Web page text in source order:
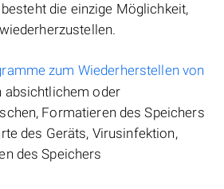
die einzige Möglichkeit,
zum Wiederherstellen von
absichtlichem oder
Formatieren des Speichers
des Geräts, Virusinfektion,
des Speichers